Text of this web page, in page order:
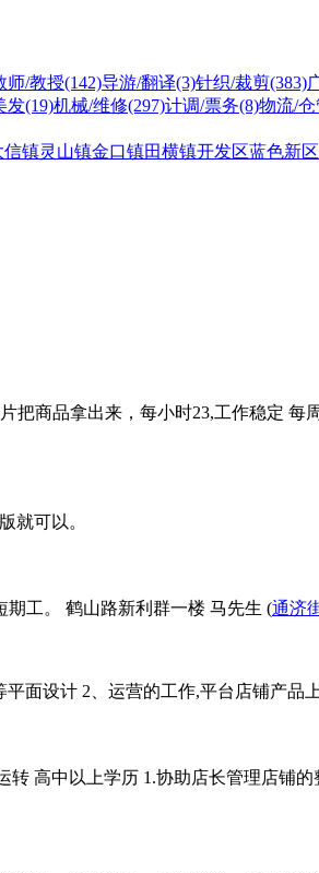
师/教授(142)导游/翻译(3)针织/裁剪(383)
发(19)机械/维修(297)计调/票务(8)物流/仓
信镇灵山镇金口镇田横镇开发区蓝色新区
把商品拿出来，每小时23,工作稳定 每
就可以。
期工。 鹤山路新利群一楼 马先生 (通济
面设计 2、运营的工作,平台店铺产品
高中以上学历 1.协助店长管理店铺的